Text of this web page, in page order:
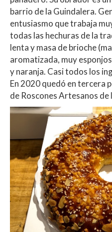
barrio de la Guindalera.
entusiasmo que trabaja
todas las hechuras de la
lenta y masa de brioche
aromatizada, muy
y naranja. Casi todos los
En 2020 quedó en tercera
de Roscones Artesanos